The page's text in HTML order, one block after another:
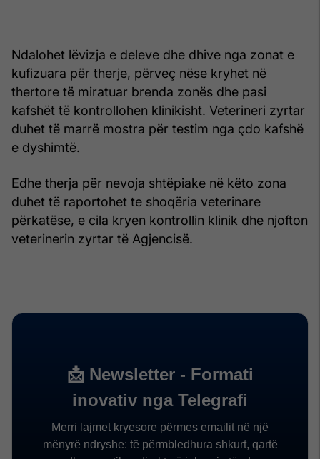
Ndalohet lëvizja e deleve dhe dhive nga zonat e
kufizuara për therje, përveç nëse kryhet në
thertore të miratuar brenda zonës dhe pasi
kafshët të kontrollohen klinikisht. Veterineri zyrtar
duhet të marrë mostra për testim nga çdo kafshë
e dyshimtë.
Edhe therja për nevoja shtëpiake në këto zona
duhet të raportohet te shoqëria veterinare
përkatëse, e cila kryen kontrollin klinik dhe njofton
veterinerin zyrtar të Agjencisë.